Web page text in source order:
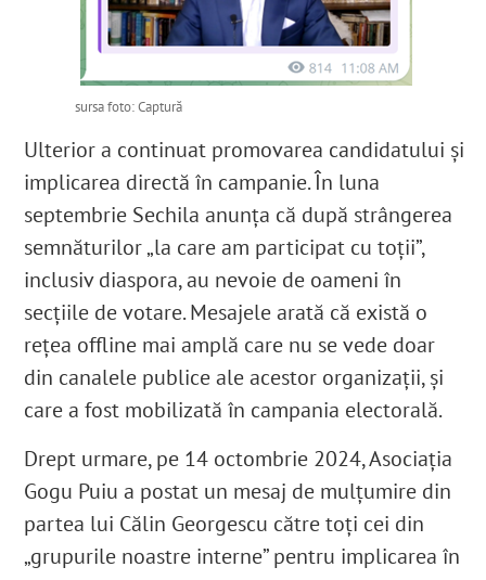
sursa foto: Captură
Ulterior a continuat promovarea candidatului și
implicarea directă în campanie. În luna
septembrie Sechila anunța că după strângerea
semnăturilor „la care am participat cu toții”,
inclusiv diaspora, au nevoie de oameni în
secțiile de votare. Mesajele arată că există o
rețea offline mai amplă care nu se vede doar
din canalele publice ale acestor organizații, și
care a fost mobilizată în campania electorală.
Drept urmare, pe 14 octombrie 2024, Asociația
Gogu Puiu a postat un mesaj de mulțumire din
partea lui Călin Georgescu către toți cei din
„grupurile noastre interne” pentru implicarea în